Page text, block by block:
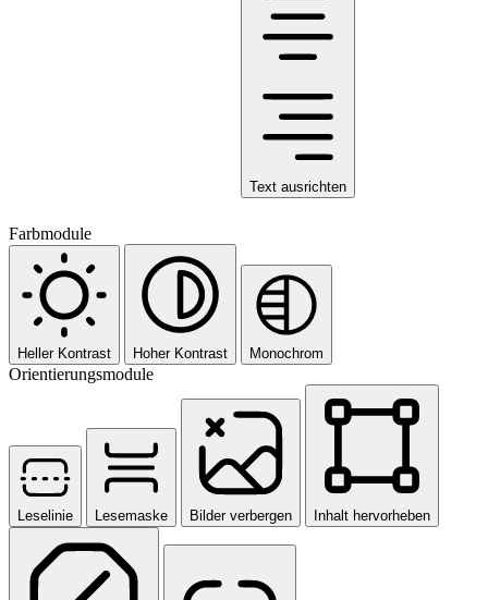
Text ausrichten
Farbmodule
Heller Kontrast Hoher Kontrast Monochrom
Orientierungsmodule
Leselinie Lesemaske Bilder verbergen Inhalt hervorheben